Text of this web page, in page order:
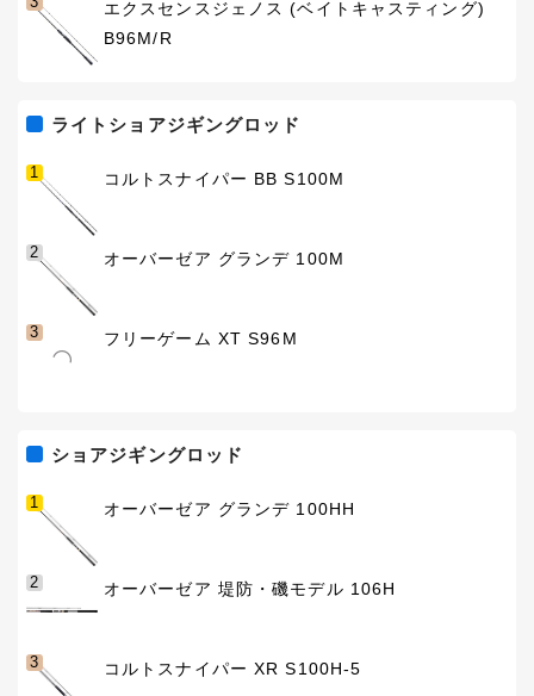
エクスセンスジェノス (ベイトキャスティング)
B96M/R
ライトショアジギングロッド
1 コルトスナイパー BB S100M
2 オーバーゼア グランデ 100M
3 フリーゲーム XT S96M
ショアジギングロッド
1 オーバーゼア グランデ 100HH
2 オーバーゼア 堤防・磯モデル 106H
3 コルトスナイパー XR S100H-5